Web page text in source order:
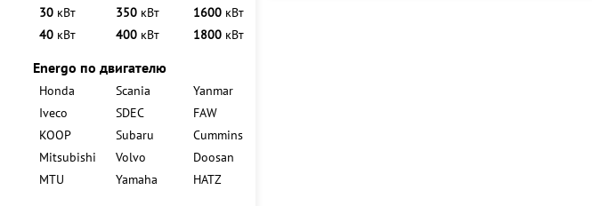
30 кВт
40 кВт
350 кВт
400 кВт
1600 кВт
1800 кВт
Energo по двигателю
Honda
Iveco
KOOP
Mitsubishi
MTU
Scania
SDEC
Subaru
Volvo
Yamaha
Yanmar
FAW
Cummins
Doosan
HATZ